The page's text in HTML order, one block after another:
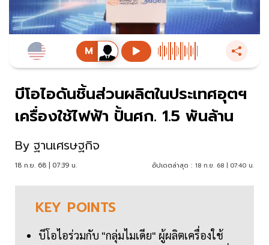
บีโอไอดันชิ้นส่วนผลิตในประเทศอุตฯ
เครื่องใช้ไฟฟ้า ปั้นศก. 1.5 พันล้าน
By ฐานเศรษฐกิจ
18 ก.ย. 68 | 07:39 น. อัปเดตล่าสุด : 18 ก.ย. 68 | 07:40 น.
KEY POINTS
บีโอไอร่วมกับ "กลุ่มไมเดีย" ผู้ผลิตเครื่องใช้